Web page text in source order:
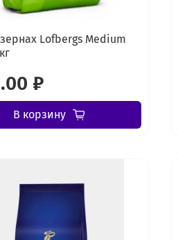
Lofbergs Medium
₽
В корзину